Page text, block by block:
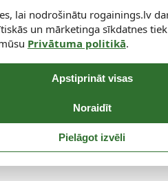
lai nodrošinātu rogainings.lv
un mārketinga sīkdatnes
Privātuma politikā.
Apstiprināt visas
Noraidīt
Pielāgot izvēli